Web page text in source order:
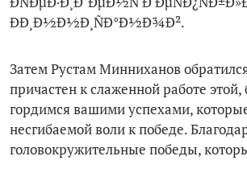
Затем Рустам Минниханов
причастен к слаженной работе
гордимся вашими успехами,
несгибаемой воли к победе.
головокружительные победы,